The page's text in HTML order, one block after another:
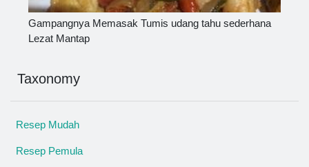
Gampangnya Memasak Tumis udang tahu sederhana
Lezat Mantap
Taxonomy
Resep Mudah
Resep Pemula